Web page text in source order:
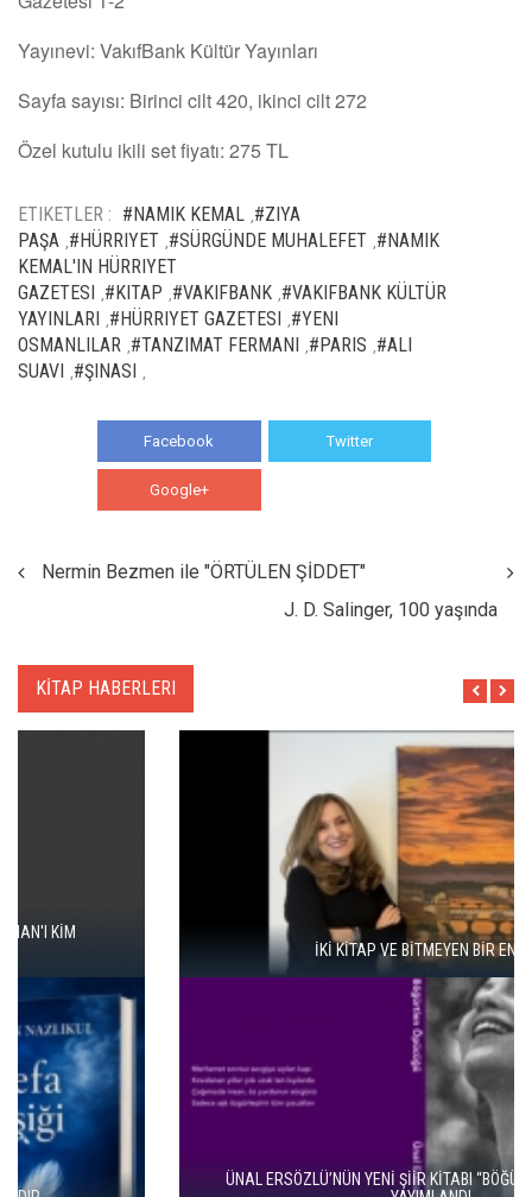
Yayınevi: VakıfBank Kültür Yayınları
Sayfa sayısı: Birinci cilt 420, ikinci cilt 272
Özel kutulu ikili set fiyatı: 275 TL
ETIKETLER : #NAMIK KEMAL #ZIYA
PAŞA #HÜRRIYET #SÜRGÜNDE MUHALEFET #NAMIK
KEMAL'IN HÜRRIYET
GAZETESI #KITAP #VAKIFBANK #VAKIFBANK KÜLTÜR
YAYINLARI #HÜRRIYET GAZETESI #YENI
OSMANLILAR #TANZIMAT FERMANI #PARIS #ALI
SUAVI #ŞINASI
Facebook Twitter
Google+
Nermin Bezmen ile "ÖRTÜLEN ŞİDDET"
J. D. Salinger, 100 yaşında
KİTAP HABERLERI
İKİ KİTAP VE BİTMEYEN BİR ENERJİ
ÜNAL ERSÖZLÜ’NÜN YENİ ŞİİR KİTABI “BÖĞÜRTLEN ÖPÜCÜĞÜ”